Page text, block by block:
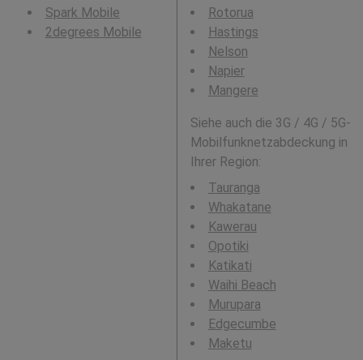
Spark Mobile
2degrees Mobile
Rotorua
Hastings
Nelson
Napier
Mangere
Siehe auch die 3G / 4G / 5G-
Mobilfunknetzabdeckung in
Ihrer Region:
Tauranga
Whakatane
Kawerau
Opotiki
Katikati
Waihi Beach
Murupara
Edgecumbe
Maketu